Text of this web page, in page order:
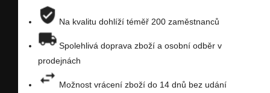
seznam
Na kvalitu dohlíží téměř 200 zaměstnanců
Spolehlivá doprava zboží a osobní odběr v
prodejnách
Možnost vrácení zboží do 14 dnů bez udání